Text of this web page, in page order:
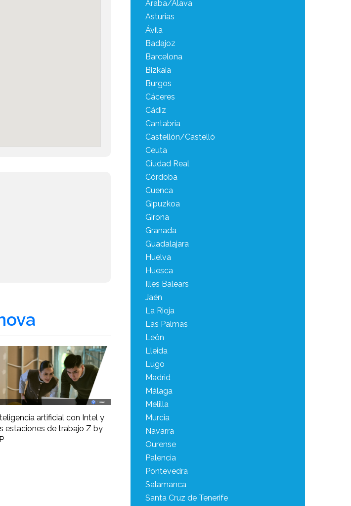
artificial con Intel y
estaciones de trabajo Z by
Araba/Álava
Asturias
Ávila
Badajoz
Barcelona
Bizkaia
Burgos
Cáceres
Cádiz
Cantabria
Castellón/Castelló
Ceuta
Ciudad Real
Córdoba
Cuenca
Gipuzkoa
Girona
Granada
Guadalajara
Huelva
Huesca
Illes Balears
Jaén
La Rioja
Las Palmas
León
Lleida
Lugo
Madrid
Málaga
Melilla
Murcia
Navarra
Ourense
Palencia
Pontevedra
Salamanca
Santa Cruz de Tenerife